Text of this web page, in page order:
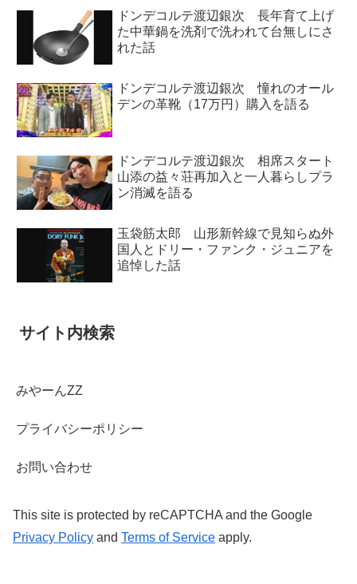
ドンデコルテ渡辺銀次 長年育て上げ
た中華鍋を洗剤で洗われて台無しにさ
れた話
ドンデコルテ渡辺銀次 憧れのオール
デンの革靴（17万円）購入を語る
ドンデコルテ渡辺銀次 相席スタート
山添の益々荘再加入と一人暮らしプラ
ン消滅を語る
玉袋筋太郎 山形新幹線で見知らぬ外
国人とドリー・ファンク・ジュニアを
追悼した話
サイト内検索
みやーんZZ
プライバシーポリシー
お問い合わせ
This site is protected by reCAPTCHA and the Google
Privacy Policy and Terms of Service apply.